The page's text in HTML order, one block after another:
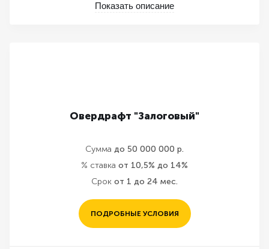
Показать описание
Овердрафт "Залоговый"
Сумма до 50 000 000 р.
% ставка от 10,5% до 14%
Срок от 1 до 24 мес.
ПОДРОБНЫЕ УСЛОВИЯ